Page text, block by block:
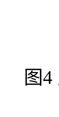
图4